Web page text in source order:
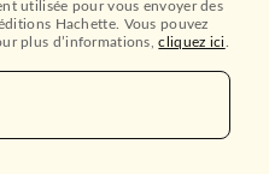
utilisée pour vous envoyer des
Hachette. Vous pouvez
plus d’informations,cliquez ici